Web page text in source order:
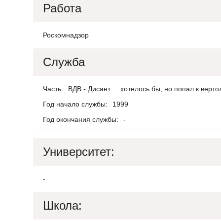
Работа
Роскомнадзор
Служба
Часть:
ВДВ - Дисант ... хотелось бы, но попал к
Год начало службы:
1999
Год окончания службы:
-
Университет:
-
Школа: